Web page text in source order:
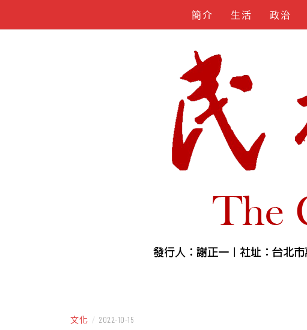
簡介 生活 政治
文化 / 2022-10-15